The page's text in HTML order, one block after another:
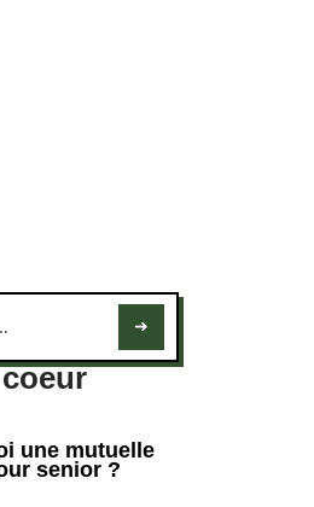
une mutuelle
senior ?